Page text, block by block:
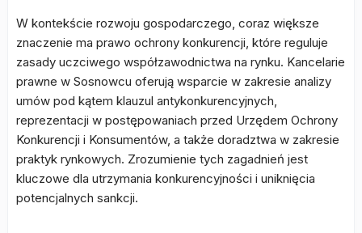
W kontekście rozwoju gospodarczego, coraz większe
znaczenie ma prawo ochrony konkurencji, które reguluje
zasady uczciwego współzawodnictwa na rynku. Kancelarie
prawne w Sosnowcu oferują wsparcie w zakresie analizy
umów pod kątem klauzul antykonkurencyjnych,
reprezentacji w postępowaniach przed Urzędem Ochrony
Konkurencji i Konsumentów, a także doradztwa w zakresie
praktyk rynkowych. Zrozumienie tych zagadnień jest
kluczowe dla utrzymania konkurencyjności i uniknięcia
potencjalnych sankcji.